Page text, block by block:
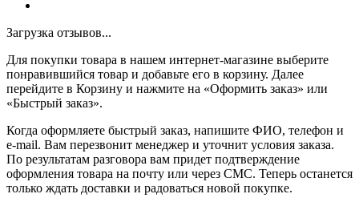
Загрузка отзывов...
Для покупки товара в нашем интернет-магазине выберите
понравившийся товар и добавьте его в корзину. Далее
перейдите в Корзину и нажмите на «Оформить заказ» или
«Быстрый заказ».
Когда оформляете быстрый заказ, напишите ФИО, телефон и
e-mail. Вам перезвонит менеджер и уточнит условия заказа.
По результатам разговора вам придет подтверждение
оформления товара на почту или через СМС. Теперь останется
только ждать доставки и радоваться новой покупке.